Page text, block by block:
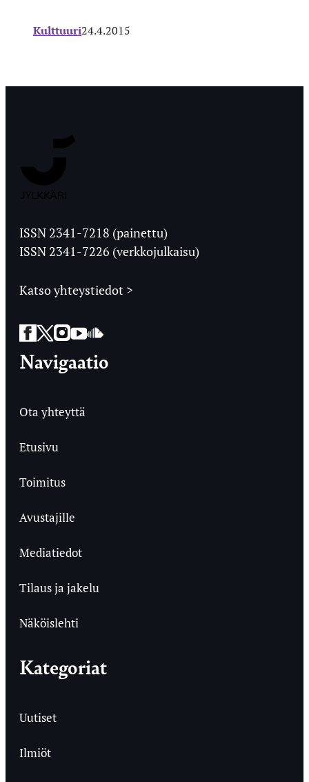
Kulttuuri24.4.2015
Ylioppilaslehti
ISSN 2341-7218 (painettu)
ISSN 2341-7226 (verkkojulkaisu)
Katso yhteystiedot >
Facebook
Twitter
Instagram
YouTube
SoundCloud
Navigaatio
Ota yhteyttä
Etusivu
Toimitus
Avustajille
Mediatiedot
Tilaus ja jakelu
Näköislehti
Kategoriat
Uutiset
Ilmiöt